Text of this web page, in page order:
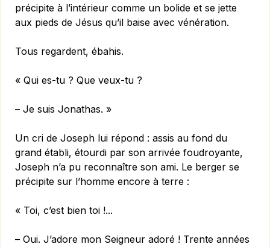
précipite à l’intérieur comme un bolide et se jette
aux pieds de Jésus qu’il baise avec vénération.
Tous regardent, ébahis.
« Qui es-tu ? Que veux-tu ?
– Je suis Jonathas. »
Un cri de Joseph lui répond : assis au fond du
grand établi, étourdi par son arrivée foudroyante,
Joseph n’a pu reconnaître son ami. Le berger se
précipite sur l’homme encore à terre :
« Toi, c’est bien toi !...
– Oui. J’adore mon Seigneur adoré ! Trente années